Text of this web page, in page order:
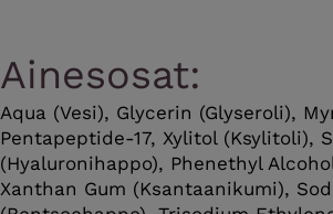
Ainesosat:
Aqua (Vesi), Glycerin (Glyseroli),
Pentapeptide-17, Xylitol (Ksylitoli),
(Hyaluronihappo), Phenethyl
Xanthan Gum (Ksantaanikumi),